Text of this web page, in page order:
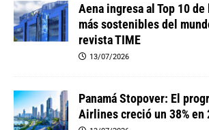
Aena ingresa al Top 10
más sostenibles del
revista TIME
13/07/2026
Panamá Stopover: El
Airlines creció un 38% en